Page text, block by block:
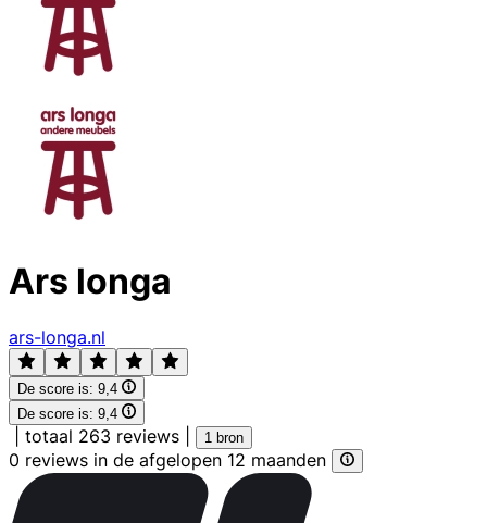
Ars longa
ars-longa.nl
De score is: 9,4
De score is: 9,4
totaal 263 reviews 1 bron
0 reviews in de afgelopen 12 maanden